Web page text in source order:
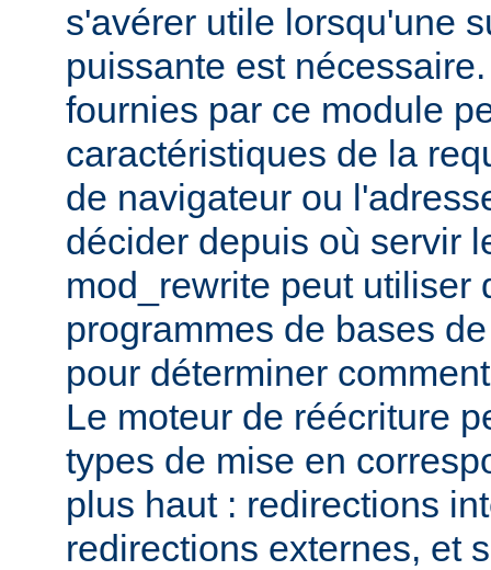
s'avérer utile lorsqu'une
puissante est
fournies par ce module
caractéristiques de la
de navigateur ou
décider depuis où servir
mod_rewrite peut utiliser
programmes de bases
pour déterminer
Le moteur de réécriture
types de mise en
plus haut : redirections
redirections externes, et